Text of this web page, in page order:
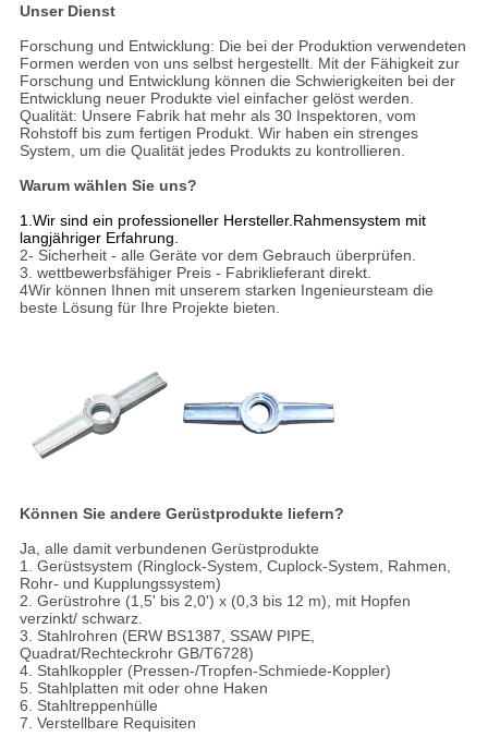
Unser Dienst
Forschung und Entwicklung: Die bei der Produktion verwendeten
Formen werden von uns selbst hergestellt. Mit der Fähigkeit zur
Forschung und Entwicklung können die Schwierigkeiten bei der
Entwicklung neuer Produkte viel einfacher gelöst werden.
Qualität: Unsere Fabrik hat mehr als 30 Inspektoren, vom
Rohstoff bis zum fertigen Produkt. Wir haben ein strenges
System, um die Qualität jedes Produkts zu kontrollieren.
Warum wählen Sie uns?
1. Wir sind ein professioneller Hersteller. Rahmensystem mit
langjähriger Erfahrung.
2- Sicherheit - alle Geräte vor dem Gebrauch überprüfen.
3. wettbewerbsfähiger Preis - Fabriklieferant direkt.
4Wir können Ihnen mit unserem starken Ingenieursteam die
beste Lösung für Ihre Projekte bieten.
Können Sie andere Gerüstprodukte liefern?
Ja, alle damit verbundenen Gerüstprodukte
1. Gerüstsystem (Ringlock-System, Cuplock-System, Rahmen,
Rohr- und Kupplungssystem)
2. Gerüstrohre (1,5' bis 2,0') x (0,3 bis 12 m), mit Hopfen
verzinkt/ schwarz.
3. Stahlrohren (ERW BS1387, SSAW PIPE,
Quadrat/Rechteckrohr GB/T6728)
4. Stahlkoppler (Pressen-/Tropfen-Schmiede-Koppler)
5. Stahlplatten mit oder ohne Haken
6. Stahltreppenhülle
7. Verstellbare Requisiten